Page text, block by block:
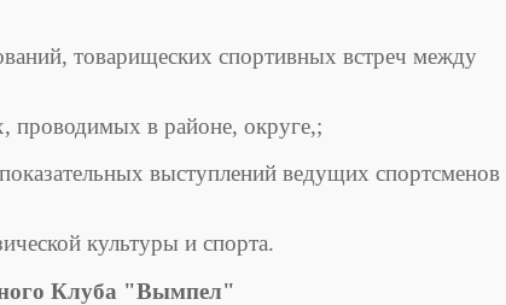
товарищеских спортивных встреч между
проводимых в районе, округе,;
выступлений ведущих спортсменов
культуры и спорта.
Клуба "Вымпел"